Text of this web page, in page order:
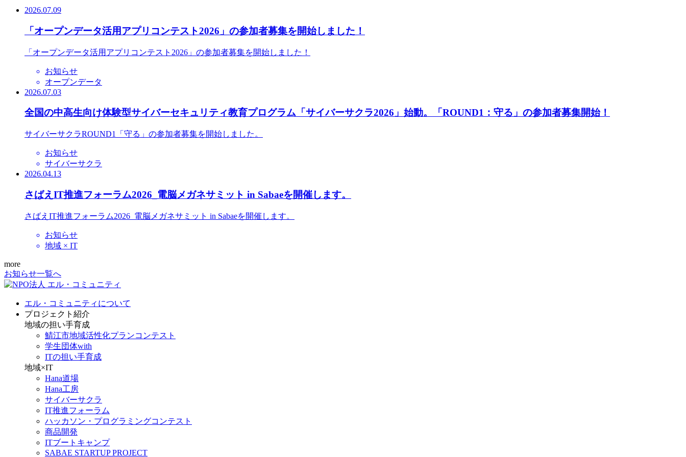
2026.07.09
「オープンデータ活用アプリコンテスト2026」の参加者募集を開始しました！
「オープンデータ活用アプリコンテスト2026」の参加者募集を開始しました！
お知らせ
オープンデータ
2026.07.03
全国の中高生向け体験型サイバーセキュリティ教育プログラム「サイバーサクラ2026」始動。「ROUND1：守る」の参加者募集開始！
サイバーサクラROUND1「守る」の参加者募集を開始しました。
お知らせ
サイバーサクラ
2026.04.13
さばえIT推進フォーラム2026_電脳メガネサミット in Sabaeを開催します。
さばえIT推進フォーラム2026_電脳メガネサミット in Sabaeを開催します。
お知らせ
地域 × IT
more
お知らせ一覧へ
エル・コミュニティについて
プロジェクト紹介
地域の担い手育成
鯖江市地域活性化プランコンテスト
学生団体with
ITの担い手育成
地域×IT
Hana道場
Hana工房
サイバーサクラ
IT推進フォーラム
ハッカソン・プログラミングコンテスト
商品開発
ITブートキャンプ
SABAE STARTUP PROJECT